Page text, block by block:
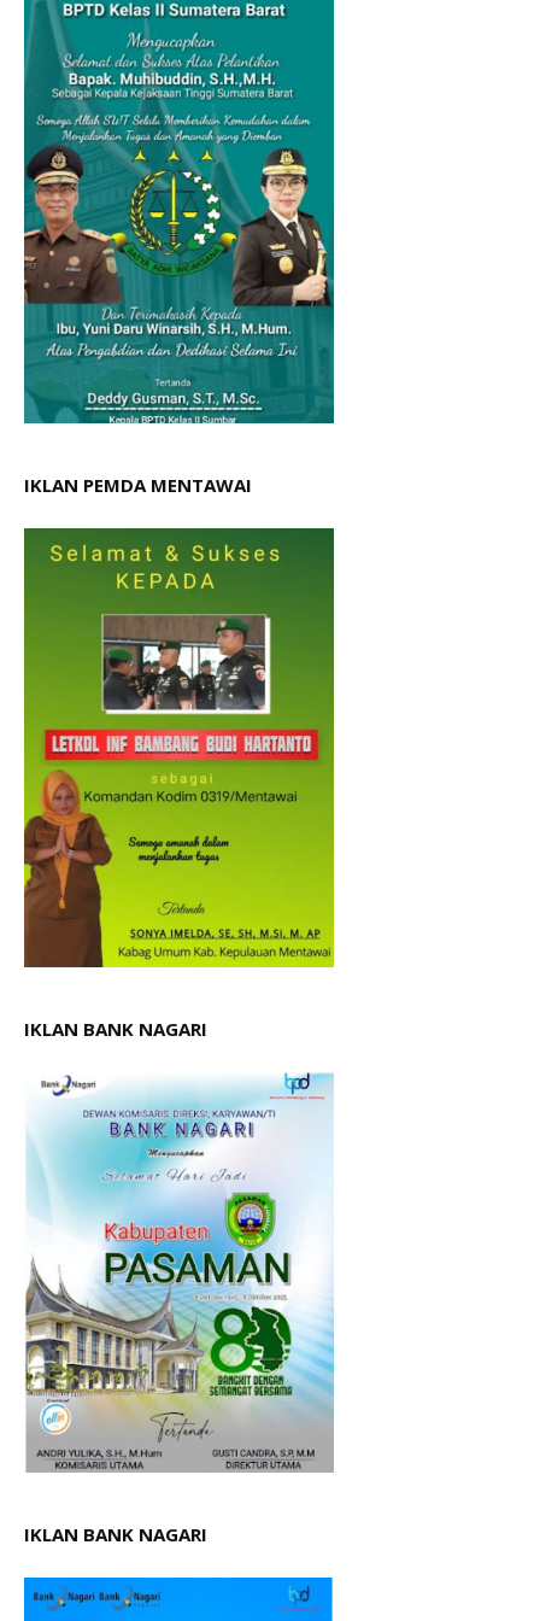
IKLAN PEMDA MENTAWAI
IKLAN BANK NAGARI
IKLAN BANK NAGARI